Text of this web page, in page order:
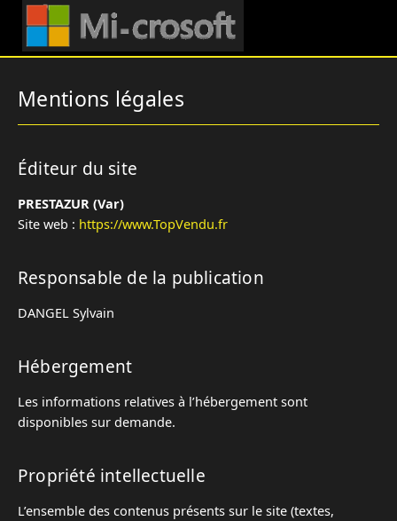
Mentions légales
Éditeur du site
PRESTAZUR (Var)
Site web : https://www.TopVendu.fr
Responsable de la publication
DANGEL Sylvain
Hébergement
Les informations relatives à l’hébergement sont
disponibles sur demande.
Propriété intellectuelle
L’ensemble des contenus présents sur le site (textes,